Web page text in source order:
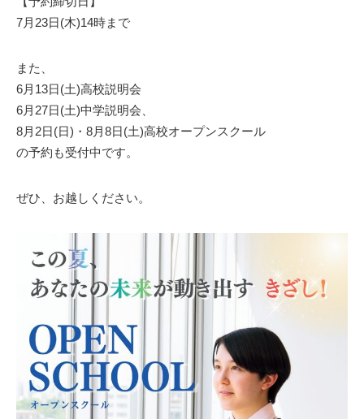
7月23日(木)14時まで
また、
6月13日(土)高校説明会
6月27日(土)中学説明会、
8月2日(日)・8月8日(土)高校オープンスクール
の予約も受付中です。
ぜひ、お越しください。